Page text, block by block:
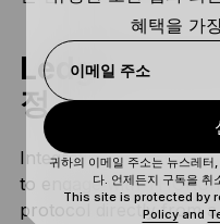
Ledger Live
정
Integrating
to engage with
protocol directly from
혜택을 가
이메일 주소
귀하의 이메일 주소는 뉴스레
다. 언제든지 구독을 취
This site is protected by
Policyand